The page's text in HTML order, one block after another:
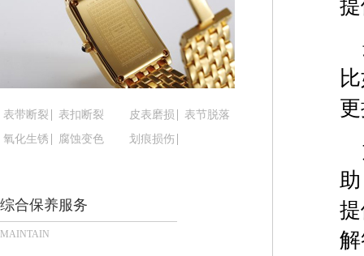
黑龙江省牡丹江市东安区太平路腕表时光售后服务
黑龙江省七台河市桃山区大同街腕表时光售后服务
黑龙江省齐齐哈尔市龙沙区龙华路腕表时光售后服
黑龙江省双鸭山市尖山区新兴大街腕表时光售后服
黑龙江省绥化市北林区新华街与康庄路交叉口腕
黑龙江省伊春市伊美区通河路腕表时光售后服务中
吉林省白城市洮北区明仁南街腕表时光售后服务中
吉林省白山市浑江区浑江大街腕表时光售后服务中
吉林省吉林市船营区河南街腕表时光售后服务中心
吉林省辽源市龙山区人民大街腕表时光售后服务中
吉林省梅河口市新华街道梅河大街腕表时光售后
表带断裂 表扣断裂 皮表磨损
表节脱落
氧化生锈
腐蚀变色 划痕损伤
综合保养服务
MAINTAIN